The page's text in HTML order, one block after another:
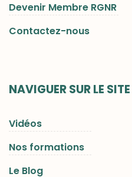
Devenir Membre RGNR
Contactez-nous
NAVIGUER SUR LE SITE
Vidéos
Nos formations
Le Blog